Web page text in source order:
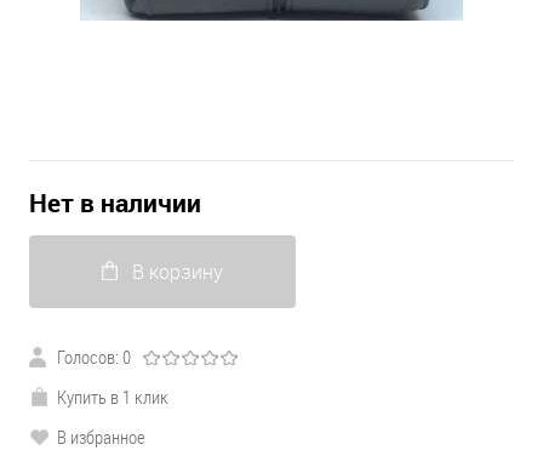
Нет в наличии
В корзину
Голосов: 0
Купить в 1 клик
В избранное